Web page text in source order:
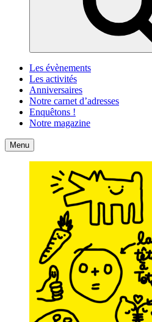
Les évènements
Les activités
Anniversaires
Notre carnet d’adresses
Enquêtons !
Notre magazine
Accueil
Menu Contact